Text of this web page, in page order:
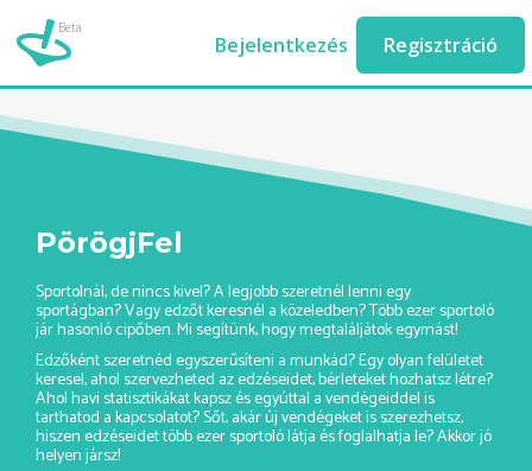
Beta
Bejelentkezés Regisztráció
hapkido-edzo-ashburn//
PörögjFel
Sportolnál, de nincs kivel? A legjobb szeretnél lenni egy
sportágban? Vagy edzőt keresnél a közeledben? Több ezer sportoló
jár hasonló cipőben. Mi segítünk, hogy megtaláljátok egymást!
Edzőként szeretnéd egyszerűsíteni a munkád? Egy olyan felületet
keresel, ahol szervezheted az edzéseidet, bérleteket hozhatsz létre?
Ahol havi statisztikákat kapsz és egyúttal a vendégeiddel is
tarthatod a kapcsolatot? Sőt, akár új vendégeket is szerezhetsz,
hiszen edzéseidet több ezer sportoló látja és foglalhatja le? Akkor jó
helyen jársz!